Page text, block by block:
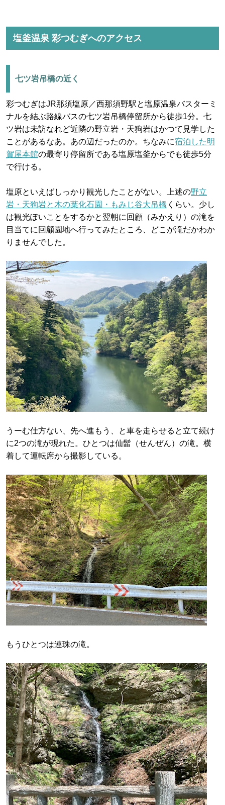
塩釜温泉 彩つむぎへのアクセス
七ツ岩吊橋の近く
彩つむぎはJR那須塩原／西那須野駅と塩原温泉バスターミ
ナルを結ぶ路線バスの七ツ岩吊橋停留所から徒歩1分。七
ツ岩は未訪なれど近隣の野立岩・天狗岩はかつて見学した
ことがあるなあ。あの辺だったのか。ちなみに宿泊した明
賀屋本館の最寄り停留所である塩原塩釜からでも徒歩5分
で行ける。
塩原といえばしっかり観光したことがない。上述の野立
岩・天狗岩と木の葉化石園・もみじ谷大吊橋 くらい。少し
は観光ぽいことをするかと翌朝に回顧（みかえり）の滝を
目当てに回顧園地へ行ってみたところ、どこが滝だかわか
りませんでした。
うーむ仕方ない、先へ進もう、と車を走らせると立て続け
に2つの滝が現れた。ひとつは仙髷（せんぜん）の滝。横
着して運転席から撮影している。
もうひとつは連珠の滝。